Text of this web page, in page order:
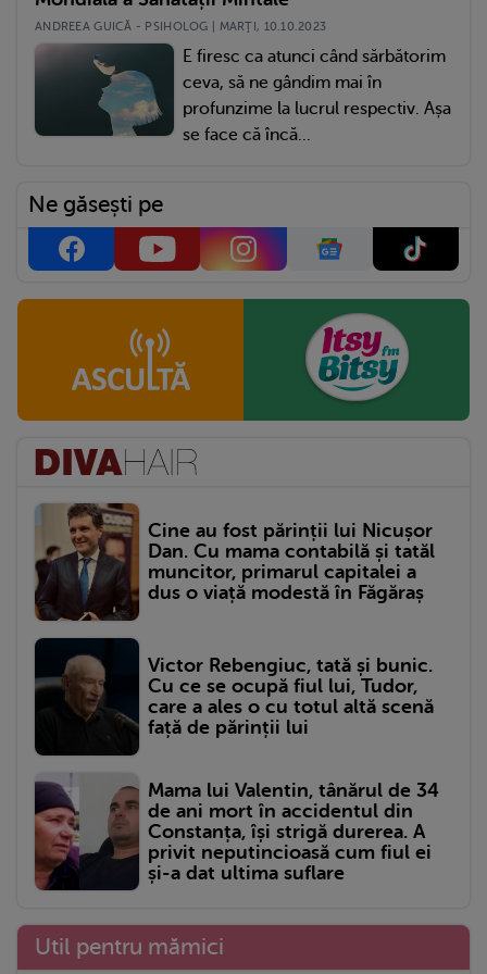
ANDREEA GUICĂ - PSIHOLOG | MARŢI, 10.10.2023
E firesc ca atunci când sărbătorim
ceva, să ne gândim mai în
profunzime la lucrul respectiv. Așa
se face că încă...
Ne găsești pe
Cine au fost părinții lui Nicușor
Dan. Cu mama contabilă și tatăl
muncitor, primarul capitalei a
dus o viață modestă în Făgăraș
Victor Rebengiuc, tată și bunic.
Cu ce se ocupă fiul lui, Tudor,
care a ales o cu totul altă scenă
față de părinții lui
Mama lui Valentin, tânărul de 34
de ani mort în accidentul din
Constanța, își strigă durerea. A
privit neputincioasă cum fiul ei
și-a dat ultima suflare
Util pentru mămici